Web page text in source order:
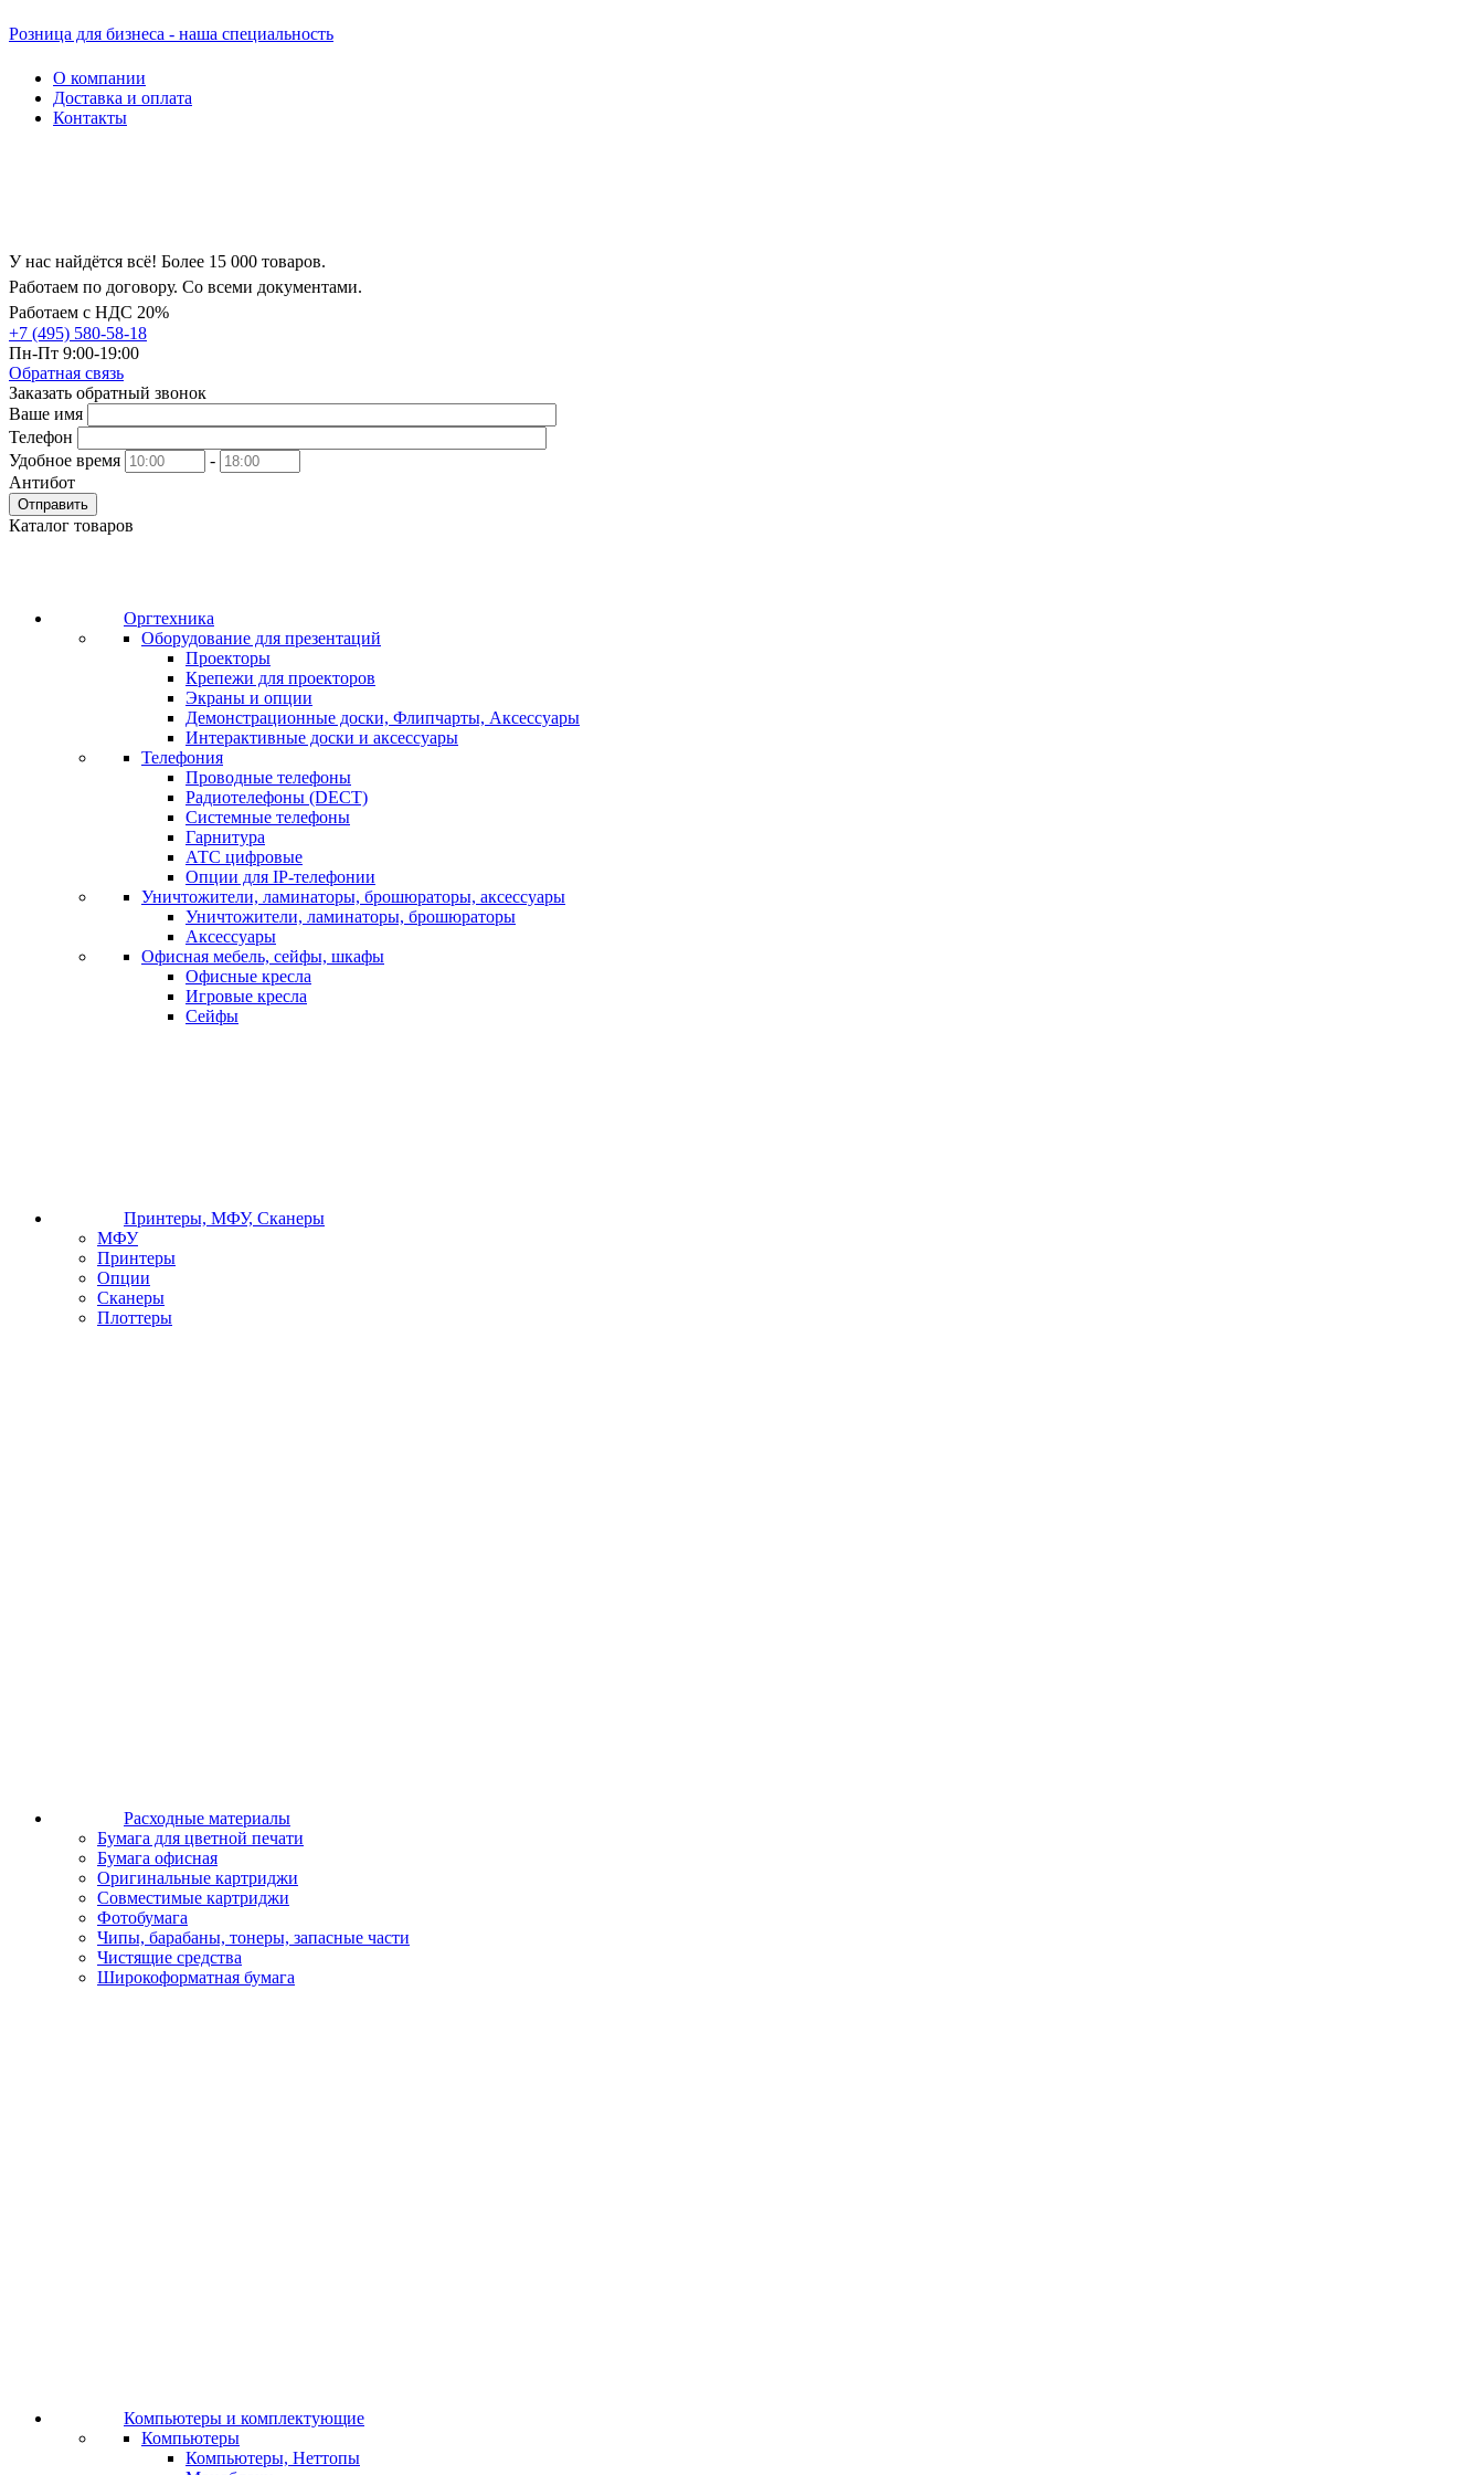
Розница для бизнеса - наша специальность
О компании
Доставка и оплата
Контакты
У нас найдётся всё! Более 15 000 товаров.
Работаем по договору. Со всеми документами.
Работаем с НДС 20%
+7 (495) 580-58-18
Пн-Пт 9:00-19:00
Обратная связь
Заказать обратный звонок
Ваше имя
Телефон
Удобное время
-
Антибот
Отправить
Каталог товаров
Оргтехника
Оборудование для презентаций
Проекторы
Крепежи для проекторов
Экраны и опции
Демонстрационные доски, Флипчарты, Аксессуары
Интерактивные доски и аксессуары
Телефония
Проводные телефоны
Радиотелефоны (DECT)
Системные телефоны
Гарнитура
АТС цифровые
Опции для IP-телефонии
Уничтожители, ламинаторы, брошюраторы, аксессуары
Уничтожители, ламинаторы, брошюраторы
Аксессуары
Офисная мебель, сейфы, шкафы
Офисные кресла
Игровые кресла
Сейфы
Принтеры, МФУ, Сканеры
МФУ
Принтеры
Опции
Сканеры
Плоттеры
Расходные материалы
Бумага для цветной печати
Бумага офисная
Оригинальные картриджи
Совместимые картриджи
Фотобумага
Чипы, барабаны, тонеры, запасные части
Чистящие средства
Широкоформатная бумага
Компьютеры и комплектующие
Компьютеры
Компьютеры, Неттопы